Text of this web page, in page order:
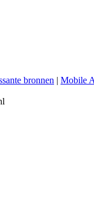
bronnen | Mobile